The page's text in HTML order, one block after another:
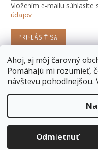
Ahoj, aj môj čarovný
Pomáhajú mi rozumieť,
návštevu pohodlnejšou.
Odmietnuť
Vložením e-mailu súhlasíte s
údajov
PRIHLÁSIŤ SA
Pán
Upraviť